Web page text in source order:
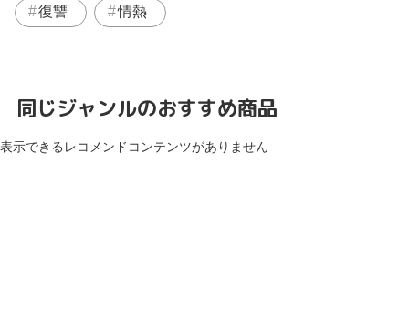
復讐 情熱
同じジャンルのおすすめ商品
表示できるレコメンドコンテンツがありません